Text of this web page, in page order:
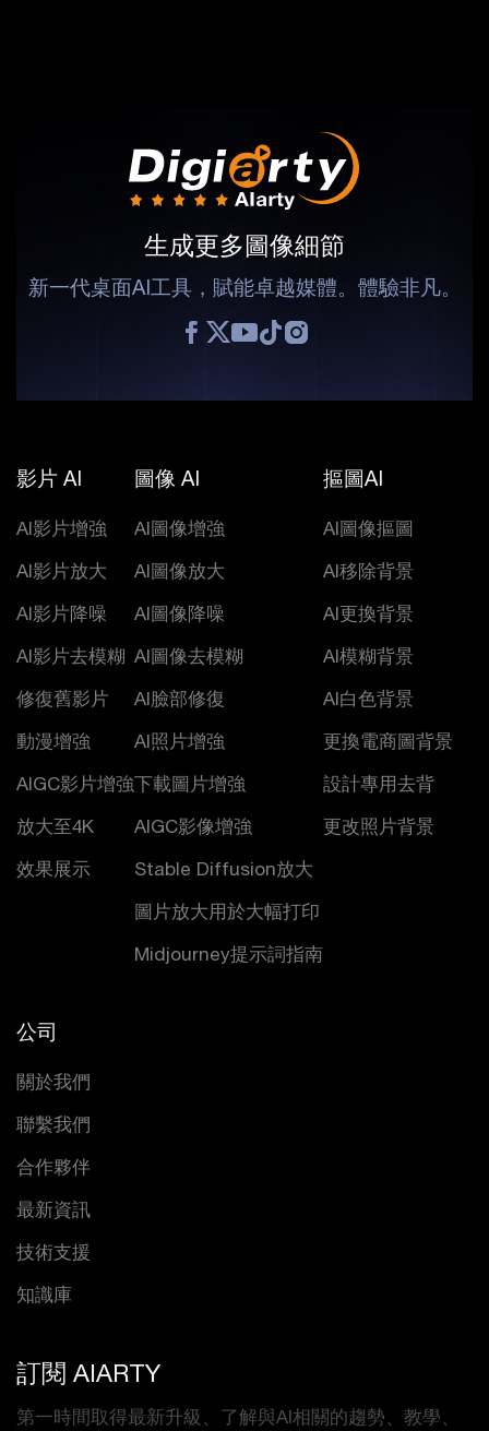
生成更多圖像細節
新一代桌面AI工具，賦能卓越媒體。體驗非凡。
影片 AI
AI影片增強
AI影片放大
AI影片降噪
AI影片去模糊
修復舊影片
動漫增強
AIGC影片增強
放大至4K
效果展示
圖像 AI
AI圖像增強
AI圖像放大
AI圖像降噪
AI圖像去模糊
AI臉部修復
AI照片增強
下載圖片增強
AIGC影像增強
Stable Diffusion放大
圖片放大用於大幅打印
Midjourney提示詞指南
摳圖AI
AI圖像摳圖
AI移除背景
AI更換背景
AI模糊背景
AI白色背景
更換電商圖背景
設計專用去背
更改照片背景
公司
關於我們
聯繫我們
合作夥伴
最新資訊
技術支援
知識庫
訂閱 AIARTY
第一時間取得最新升級、了解與AI相關的趨勢、教學、